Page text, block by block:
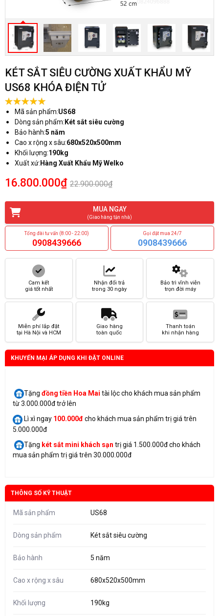
KÉT SẮT SIÊU CƯỜNG XUẤT KHẨU MỸ
US68 KHÓA ĐIỆN TỬ
Mã sản phẩm:US68
Dòng sản phẩm: Két sắt siêu cường
Bảo hành:5 năm
Cao x rộng x sâu:680x520x500mm
Khối lượng:190kg
Xuất xứ: Hàng Xuất Khẩu Mỹ Welko
16.800.000₫ 22.900.000₫
MUA NGAY
(Giao hàng tận nhà)
Tổng đài tư vấn (8:00 - 22:00)
0908439666
Gọi đặt mua 24/7
0908439666
Cam kết
giá tốt nhất
Nhận đổi trả
trong 30 ngày
Bảo trì vĩnh viễn
trọn đời máy
Miễn phí lắp đặt
tại Hà Nội và HCM
Giao hàng
toàn quốc
Thanh toán
khi nhận hàng
KHUYẾN MẠI ÁP DỤNG KHI ĐẶT ONLINE
Tặng đồng tiền Hoa Mai tài lộc cho khách mua sản phẩm
từ 3.000.000đ trở lên
Lì xì ngay 100.000đcho khách mua sản phẩm trị giá trên
5.000.000đ
Tặng két sắt mini khách sạn trị giá 1.500.000đ cho khách
mua sản phẩm trị giá trên 30.000.000đ
THÔNG SỐ KỸ THUẬT
Mã sản phẩm US68
Dòng sản phẩm Két sắt siêu cường
Bảo hành 5 năm
Cao x rộng x sâu 680x520x500mm
Khối lượng 190kg